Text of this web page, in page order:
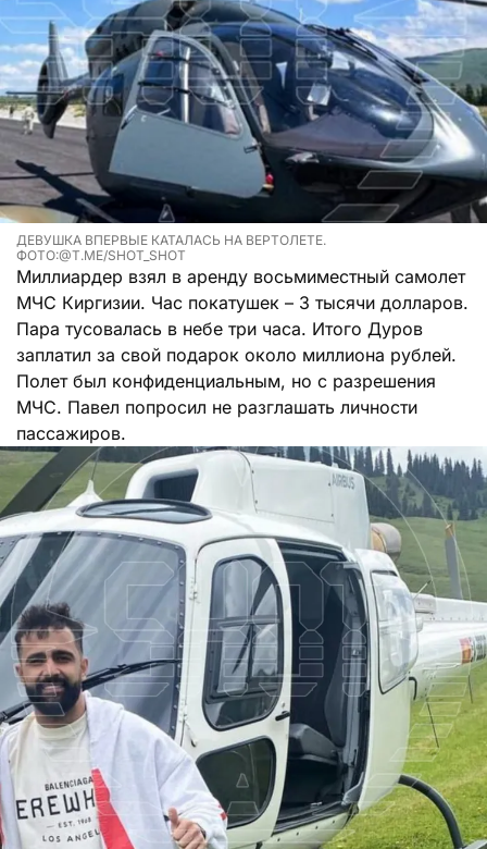
ДЕВУШКА ВПЕРВЫЕ КАТАЛАСЬ НА ВЕРТОЛЕТЕ.
ФОТО:@T.ME/SHOT_SHOT
Миллиардер взял в аренду восьмиместный самолет
МЧС Киргизии. Час покатушек – 3 тысячи долларов.
Пара тусовалась в небе три часа. Итого Дуров
заплатил за свой подарок около миллиона рублей.
Полет был конфиденциальным, но с разрешения
МЧС. Павел попросил не разглашать личности
пассажиров.